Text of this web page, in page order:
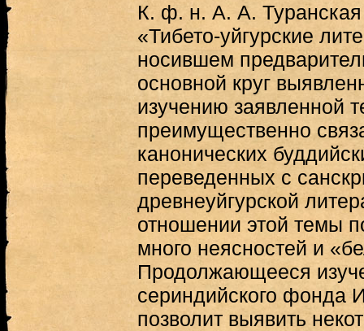
К. ф. н. А. А.
«Тибето-уйгурские
носившем
основной круг
изучению заявленной
преимущественно
канонических
переведенных с
древнеуйгурской
отношении этой темы
много неясностей и
Продолжающееся
сериндийского
позволит выявить